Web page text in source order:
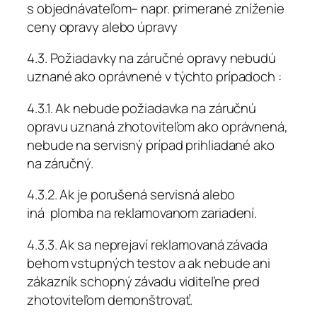
s objednávateľom– napr. primerané zníženie
ceny opravy alebo úpravy
4.3. Požiadavky na záručné opravy nebudú
uznané ako oprávnené v týchto prípadoch :
4.3.1. Ak nebude požiadavka na záručnú
opravu uznaná zhotoviteľom ako oprávnená,
nebude na servisný prípad prihliadané ako
na záručný.
4.3.2. Ak je porušená servisná alebo
iná plomba na reklamovanom zariadení.
4.3.3. Ak sa neprejaví reklamovaná závada
behom vstupných testov a ak nebude ani
zákazník schopný závadu viditeľne pred
zhotoviteľom demonštrovať.